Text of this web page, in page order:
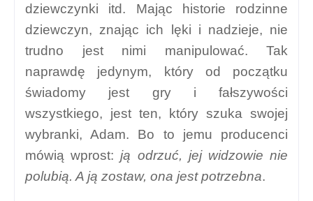
dziewczynki itd. Mając historie rodzinne
dziewczyn, znając ich lęki i nadzieje, nie
trudno jest nimi manipulować. Tak
naprawdę jedynym, który od początku
świadomy jest gry i fałszywości
wszystkiego, jest ten, który szuka swojej
wybranki, Adam. Bo to jemu producenci
mówią wprost:ją odrzuć, jej widzowie nie
polubią. A ją zostaw, ona jest potrzebna.